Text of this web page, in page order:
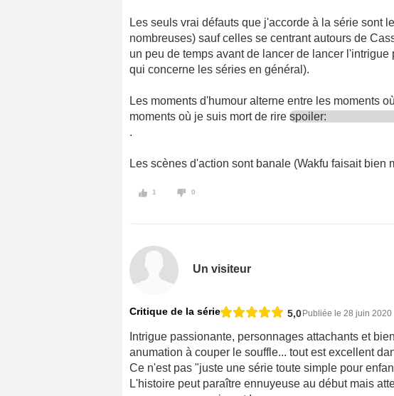
Les seuls vrai défauts que j'accorde à la série sont
nombreuses) sauf celles se centrant autours de
un peu de temps avant de lancer de lancer
qui concerne les séries en général).
Les moments d'humour alterne entre les moments
moments où je suis mort de rire spoiler:
.
Les scènes d'action sont banale (Wakfu faisait bien
1 0
Un visiteur
Critique de la série 5,0Publiée le 28 juin 2020
Intrigue passionante, personnages attachants et
anumation à couper le souffle... tout est excellent
Ce n'est pas "juste une série toute simple pour
L'histoire peut paraître ennuyeuse au début mais